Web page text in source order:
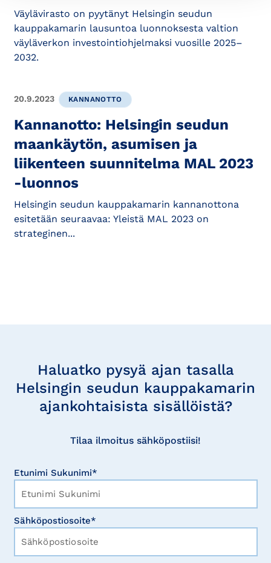
Väylävirasto on pyytänyt Helsingin seudun
kauppakamarin lausuntoa luonnoksesta valtion
väyläverkon investointiohjelmaksi vuosille 2025–
2032.
20.9.2023 KANNANOTTO
Kannanotto: Helsingin seudun
maankäytön, asumisen ja
liikenteen suunnitelma MAL 2023
-luonnos
Helsingin seudun kauppakamarin kannanottona
esitetään seuraavaa: Yleistä MAL 2023 on
strateginen...
Haluatko pysyä ajan tasalla
Helsingin seudun kauppakamarin
ajankohtaisista sisällöistä?
Tilaa ilmoitus sähköpostiisi!
Etunimi Sukunimi*
Sähköpostiosoite*